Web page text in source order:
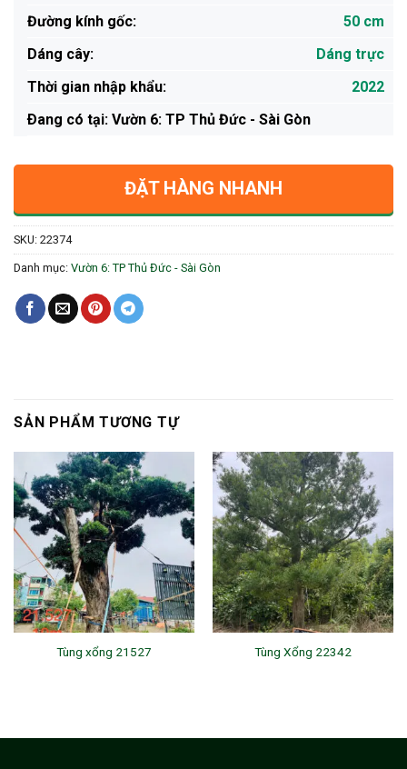
Đường kính gốc:
50 cm
Dáng cây:
Dáng trực
Thời gian nhập khẩu:
2022
Ðang có tại: Vườn 6: TP Thủ Đức - Sài Gòn
ĐẶT HÀNG NHANH
SKU: 22374
Danh mục: Vườn 6: TP Thủ Đức - Sài Gòn
SẢN PHẨM TƯƠNG TỰ
Tùng xổng 21527 Tùng Xổng 22342